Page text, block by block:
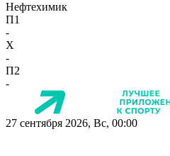
Нефтехимик
П1
-
X
-
П2
-
27 сентября 2026, Вс, 00:00